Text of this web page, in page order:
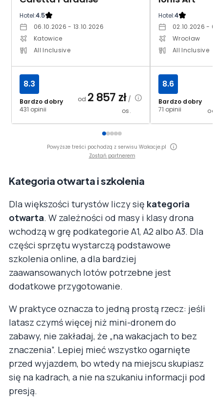
Hotel:4.5
06.10.2026 - 13.10.2026
Katowice
All Inclusive
Bardzo dobry
431 opinii
8.3
od 2 857 zł/
os.
Hotel:4
02.10.2026 -
Wrocław
All Inclusive
Bardzo dobry
71 opinii
8.6
od
Powyższe treści pochodzą z serwisu Wakacje.pl
Zostań partnerem
Kategoria otwarta i szkolenia
Dla większości turystów liczy się kategoria
otwarta. W zależności od masy i klasy drona
wchodzą w grę podkategorie A1, A2 albo A3. Dla
części sprzętu wystarczą podstawowe
szkolenia online, a dla bardziej
zaawansowanych lotów potrzebne jest
dodatkowe przygotowanie.
W praktyce oznacza to jedną prostą rzecz: jeśli
latasz czymś więcej niż mini-dronem do
zabawy, nie zakładaj, że „na wakacjach to bez
znaczenia”. Lepiej mieć wszystko ogarnięte
przed wyjazdem, bo wtedy na miejscu skupiasz
się na kadrach, a nie na szukaniu informacji pod
presją.